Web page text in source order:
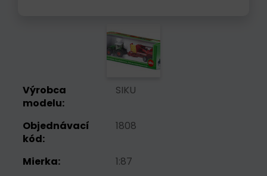
Výrobca
modelu:
SIKU
Objednávací
kód:
1808
Mierka:
1:87